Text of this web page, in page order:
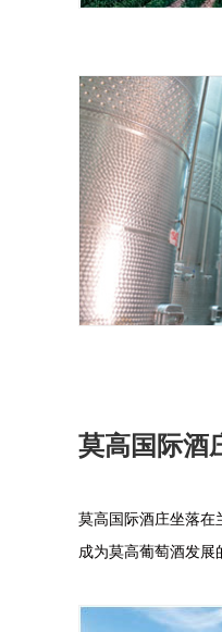
莫高国际酒
莫高国际酒庄坐落在
成为莫高葡萄酒发展